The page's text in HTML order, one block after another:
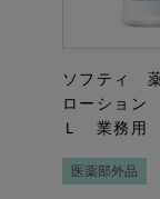
ソフティ
ローション
Ｌ 業務用
医薬部外品